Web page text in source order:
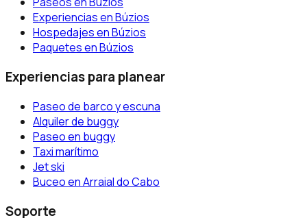
Experiencias en Búzios
Hospedajes en Búzios
Paquetes en Búzios
Experiencias para planear
Paseo de barco y escuna
Alquiler de buggy
Paseo en buggy
Taxi marítimo
Jet ski
Buceo en Arraial do Cabo
Soporte